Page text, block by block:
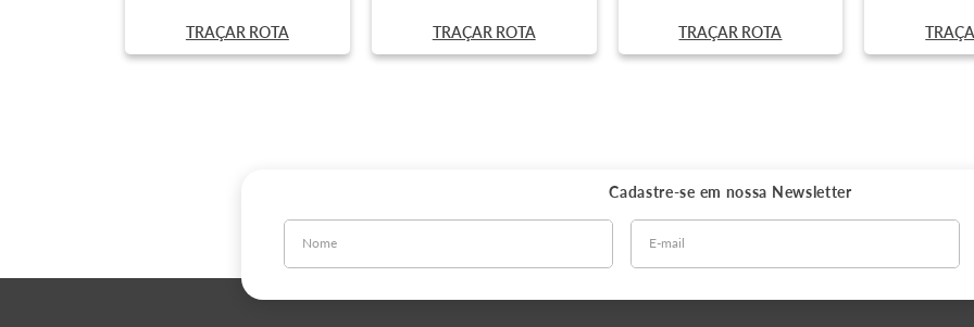
TRAÇAR ROTA TRAÇAR ROTA TRAÇAR ROTA
Cadastre-se em nossa Newsletter